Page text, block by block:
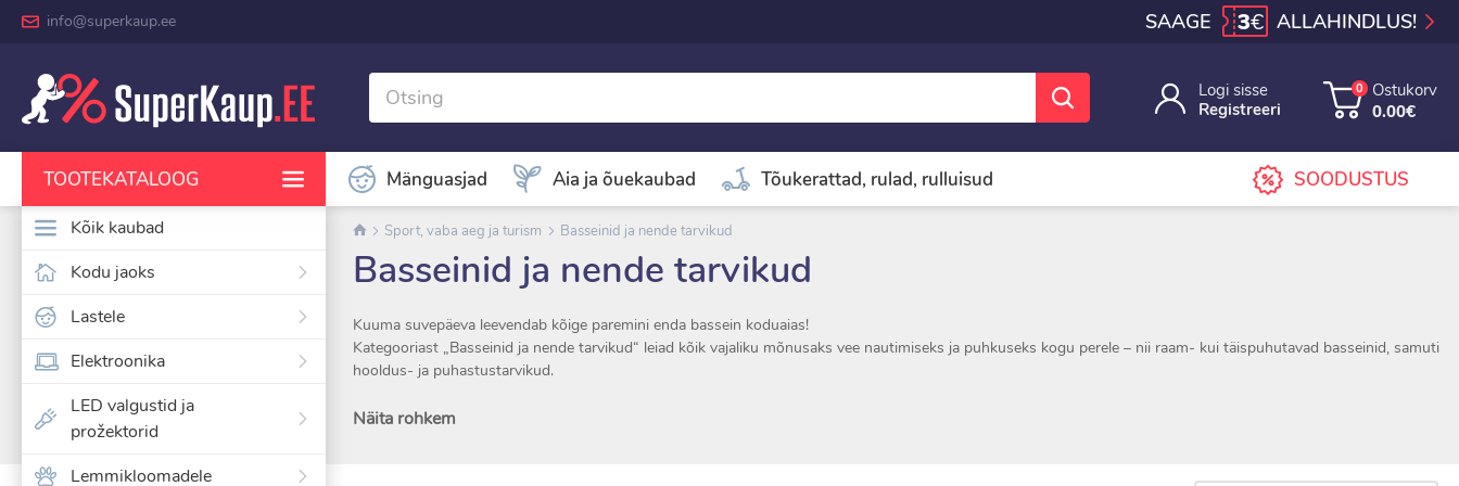
info@superkaup.ee SAAGE 3€ ALLAHINDLUS!
Logi sisse
Registreeri
0
Ostukorv
0.00€
TOOTEKATALOOG
Kõik kaubad
Kodu jaoks
Lastele
Elektroonika
LED valgustid ja
prožektorid
Lemmikloomadele
Mänguasjad Aia ja õuekaubad Tõukerattad, rulad, rulluisud SOODUSTUS
Sport, vaba aeg ja turism Basseinid ja nende tarvikud
Basseinid ja nende tarvikud
Kuuma suvepäeva leevendab kõige paremini enda bassein koduaias!
Kategooriast „Basseinid ja nende tarvikud“ leiad kõik vajaliku mõnusaks vee nautimiseks ja puhkuseks kogu perele – nii raam- kui täispuhutavad basseinid, samuti
hooldus- ja puhastustarvikud.
Täispuhutavad basseinid on mugav ja kiire viis suveks valmistuda.
Näita rohkem